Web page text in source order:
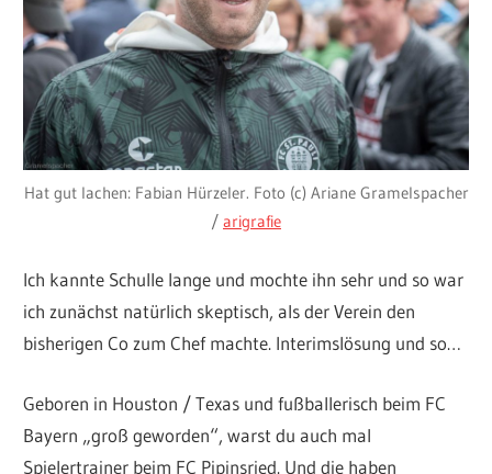
Hat gut lachen: Fabian Hürzeler. Foto (c) Ariane Gramelspacher
/ arigrafie
Ich kannte Schulle lange und mochte ihn sehr und so war
ich zunächst natürlich skeptisch, als der Verein den
bisherigen Co zum Chef machte. Interimslösung und so…
Geboren in Houston / Texas und fußballerisch beim FC
Bayern „groß geworden“, warst du auch mal
Spielertrainer beim FC Pipinsried. Und die haben